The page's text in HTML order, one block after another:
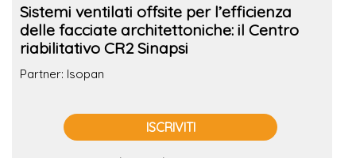
Sistemi ventilati offsite per l’efficienza
delle facciate architettoniche: il Centro
riabilitativo CR2 Sinapsi
Partner: Isopan
ISCRIVITI